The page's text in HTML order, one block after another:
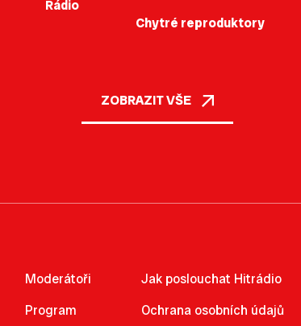
Rádio
Chytré reproduktory
ZOBRAZIT VŠE
Moderátoři
Program
Jak poslouchat Hitrádio
Ochrana osobních údajů